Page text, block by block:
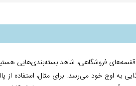
قفسه‌های فروشگاهی، شاهد بسته‌بندی‌هایی
به اوج خود می‌رسد. برای مثال، استفاده از